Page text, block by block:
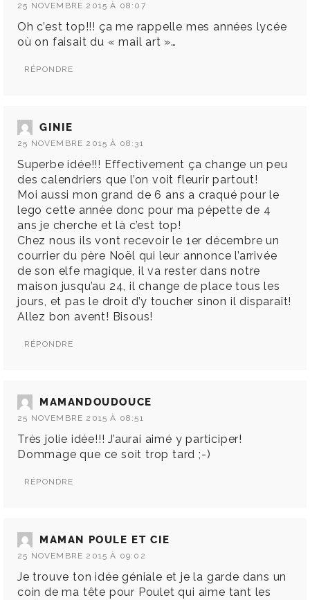
25 NOVEMBRE 2015 À 08:07
Oh c’est top!!! ça me rappelle mes années lycée
où on faisait du « mail art »…
RÉPONDRE
GINIE
25 NOVEMBRE 2015 À 08:31
Superbe idée!!! Effectivement ça change un peu
des calendriers que l’on voit fleurir partout!
Moi aussi mon grand de 6 ans a craqué pour le
lego cette année donc pour ma pépette de 4
ans je cherche et là c’est top!
Chez nous ils vont recevoir le 1er décembre un
courrier du père Noël qui leur annonce l’arrivée
de son elfe magique, il va rester dans notre
maison jusqu’au 24, il change de place tous les
jours, et pas le droit d’y toucher sinon il disparaît!
Allez bon avent! Bisous!
RÉPONDRE
MAMANDOUDOUCE
25 NOVEMBRE 2015 À 08:51
Très jolie idée!!! J’aurai aimé y participer!
Dommage que ce soit trop tard ;-)
RÉPONDRE
MAMAN POULE ET CIE
25 NOVEMBRE 2015 À 09:02
Je trouve ton idée géniale et je la garde dans un
coin de ma tête pour Poulet qui aime tant les